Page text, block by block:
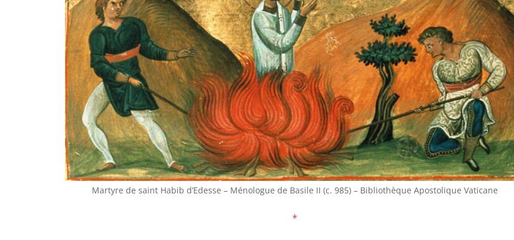
Martyre de saint Habib d’Edesse – Ménologue de Basile II (c. 985) – Bibliothèque Apostolique Vaticane
*